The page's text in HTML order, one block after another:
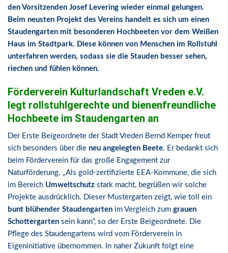
den Vorsitzenden Josef Levering wieder einmal gelungen.
Beim neusten Projekt des Vereins handelt es sich um einen
Staudengarten mit besonderen Hochbeeten vor dem Weißen
Haus im Stadtpark. Diese können von Menschen im Rollstuhl
unterfahren werden, sodass sie die Stauden besser sehen,
riechen und fühlen können.
Förderverein Kulturlandschaft Vreden e.V.
legt rollstuhlgerechte und bienenfreundliche
Hochbeete im Staudengarten an
Der Erste Beigeordnete der Stadt Vreden Bernd Kemper freut
sich besonders über die neu angelegten Beete. Er bedankt sich
beim Förderverein für das große Engagement zur
Naturförderung. „Als gold-zertifizierte EEA-Kommune, die sich
im Bereich Umweltschutz stark macht, begrüßen wir solche
Projekte ausdrücklich. Dieser Mustergarten zeigt, wie toll ein
bunt blühender Staudengarten im Vergleich zum grauen
Schottergarten sein kann“, so der Erste Beigeordnete. Die
Pflege des Staudengartens wird vom Förderverein in
Eigeninitiative übernommen. In naher Zukunft folgt eine